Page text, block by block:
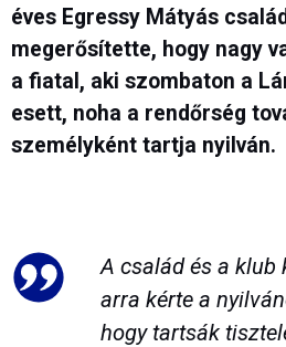
éves Egressy Mátyás
megerősítette, hogy nagy
a fiatal, aki szombaton a
esett, noha a rendőrség
személyként tartja nyilván.
A család és a klub
arra kérte a
hogy tartsák